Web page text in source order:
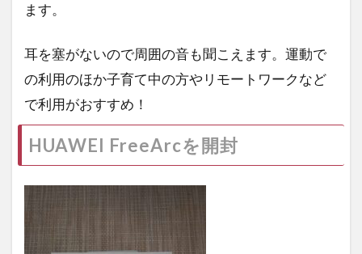
ます。
耳を塞がないので周囲の音も聞こえます。運動で
の利用のほか子育て中の方やリモートワークなど
で利用がおすすめ！
HUAWEI FreeArcを開封